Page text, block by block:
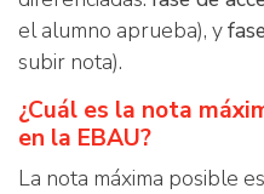
el alumno aprueba), y
subir nota).
¿Cuál es la nota
en la EBAU?
La nota máxima posible